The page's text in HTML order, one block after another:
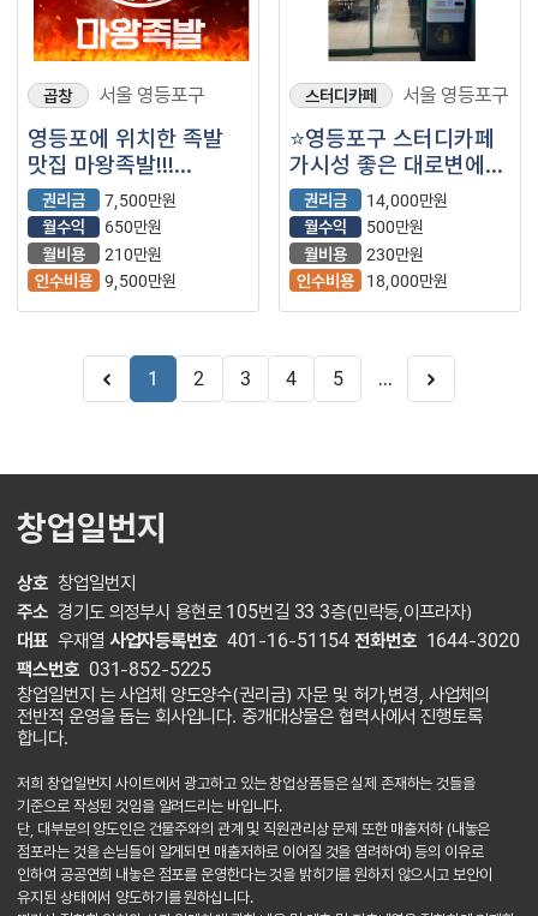
곱창 서울 영등포구
영등포에 위치한 족발
맛집 마왕족발!!!
양도매물정보입니다!
권리금
7,500만원
월수익
650만원
월비용
210만원
인수비용 9,500만원
스터디카페 서울 영등포구
⭐영등포구 스터디카페
가시성 좋은 대로변에서
월 1000만원 이상
고매출 매장입니다.
권리금
14,000만원
월수익
500만원
월비용
230만원
인수비용
18,000만원
1 2 3 4 5 ...
창업일번지
상호 창업일번지
주소 경기도 의정부시 용현로 105번길 33 3층(민락동,이프라자)
대표 우재열 사업자등록번호 401-16-51154 전화번호 1644-3020
팩스번호 031-852-5225
창업일번지 는 사업체 양도양수(권리금) 자문 및 허가,변경, 사업체의
전반적 운영을 돕는 회사입니다. 중개대상물은 협력사에서 진행토록
합니다.
저희 창업일번지 사이트에서 광고하고 있는 창업상품들은 실제 존재하는 것들을
기준으로 작성된 것임을 알려드리는 바입니다.
단, 대부분의 양도인은 건물주와의 관계 및 직원관리상 문제 또한 매출저하 (내놓은
점포라는 것을 손님들이 알게되면 매출저하로 이어질 것을 염려하여) 등의 이유로
인하여 공공연희 내놓은 점포를 운영한다는 것을 밝히기를 원하지 않으시고 보안이
유지된 상태에서 양도하기를 원하십니다.